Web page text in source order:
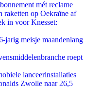
mét reclame
raketten op Oekraïne af
in voor Knesset:
jarig meisje maandenlang
roept
lanceerinstallaties
Zwolle naar 26,5